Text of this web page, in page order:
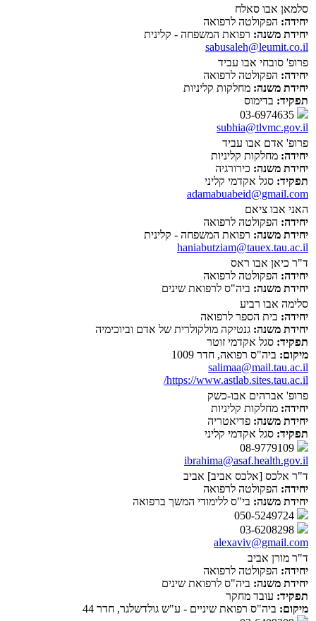
סלמאן אבו סאלח
יחידה: הפקולטה לרפואה
יחידת משנה: רפואת המשפחה - קלינית
sabusaleh@leumit.co.il
פרופ' סובחי אבו עביד
יחידה: הפקולטה לרפואה
יחידת משנה: מחלקות קליניות
תפקיד: בדימוס
subhia@tlvmc.gov.il
פרופ' אדם אבו עביד
יחידה: מחלקות קליניות
יחידת משנה: כירורגיה
תפקיד: סגל אקדמי קליני
adamabuabeid@gmail.com
האני אבו ציאם
יחידה: הפקולטה לרפואה
יחידת משנה: רפואת המשפחה - קלינית
haniabutziam@tauex.tau.ac.il
ד"ר כיאן אבו ראס
יחידה: הפקולטה לרפואה
יחידת משנה: ביה"ס לרפואת שינים
סלימה אבו רביע
יחידה: בית הספר לרפואה
יחידת משנה: גנטיקה מולקולרית של אדם וביוכימיה
תפקיד: סגל אקדמי זוטר
מיקום: ביה"ס רפואה, חדר 1009
salimaa@mail.tau.ac.il
https://www.astlab.sites.tau.ac.il/
פרופ' אברהים אבו-כשק
יחידה: מחלקות קליניות
יחידת משנה: פדיאטריה
תפקיד: סגל אקדמי קליני
ibrahima@asaf.health.gov.il
ד"ר אלכס [אלכס אביב] אביב
יחידה: הפקולטה לרפואה
יחידת משנה: בי"ס ללימודי המשך ברפואה
alexaviv@gmail.com
ד"ר מורן אביב
יחידה: הפקולטה לרפואה
יחידת משנה: ביה"ס לרפואת שינים
תפקיד: עובד מחקר
מיקום: ביה"ס רפואת שיניים - ע"ש גולדשלגר, חדר 44